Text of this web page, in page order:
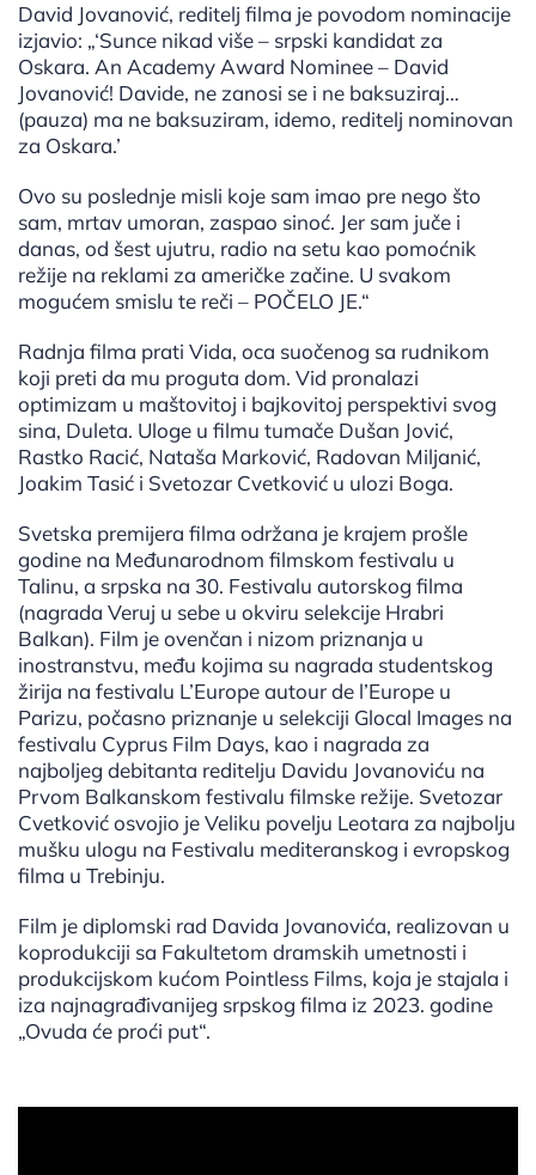
David Jovanović, reditelj filma je povodom nominacije
izjavio: „‘Sunce nikad više – srpski kandidat za
Oskara. An Academy Award Nominee – David
Jovanović! Davide, ne zanosi se i ne baksuziraj…
(pauza) ma ne baksuziram, idemo, reditelj nominovan
za Oskara.’
Ovo su poslednje misli koje sam imao pre nego što
sam, mrtav umoran, zaspao sinoć. Jer sam juče i
danas, od šest ujutru, radio na setu kao pomoćnik
režije na reklami za američke začine. U svakom
mogućem smislu te reči – POČELO JE.“
Radnja filma prati Vida, oca suočenog sa rudnikom
koji preti da mu proguta dom. Vid pronalazi
optimizam u maštovitoj i bajkovitoj perspektivi svog
sina, Duleta. Uloge u filmu tumače Dušan Jović,
Rastko Racić, Nataša Marković, Radovan Miljanić,
Joakim Tasić i Svetozar Cvetković u ulozi Boga.
Svetska premijera filma održana je krajem prošle
godine na Međunarodnom filmskom festivalu u
Talinu, a srpska na 30. Festivalu autorskog filma
(nagrada Veruj u sebe u okviru selekcije Hrabri
Balkan). Film je ovenčan i nizom priznanja u
inostranstvu, među kojima su nagrada studentskog
žirija na festivalu L’Europe autour de l’Europe u
Parizu, počasno priznanje u selekciji Glocal Images na
festivalu Cyprus Film Days, kao i nagrada za
najboljeg debitanta reditelju Davidu Jovanoviću na
Prvom Balkanskom festivalu filmske režije. Svetozar
Cvetković osvojio je Veliku povelju Leotara za najbolju
mušku ulogu na Festivalu mediteranskog i evropskog
filma u Trebinju.
Film je diplomski rad Davida Jovanovića, realizovan u
koprodukciji sa Fakultetom dramskih umetnosti i
produkcijskom kućom Pointless Films, koja je stajala i
iza najnagrađivanijeg srpskog filma iz 2023. godine
„Ovuda će proći put“.